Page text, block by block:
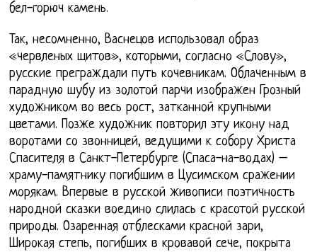
бел-горюч камень.
Так, несомненно, Васнецов использовал образ
«червленых щитов», которыми, согласно «Слову»,
русские преграждали путь кочевникам. Облаченным в
парадную шубу из золотой парчи изображен Грозный
художником во весь рост, затканной крупными
цветами. Позже художник повторил эту икону над
воротами со звонницей, ведущими к собору Христа
Спасителя в Санкт-Петербурге (Спаса-на-водах) –
храму-памятнику погибшим в Цусимском сражении
морякам. Впервые в русской живописи поэтичность
народной сказки воедино слилась с красотой русской
природы. Озаренная отблесками красной зари,
Широкая степь, погибших в кровавой сече, покрыта